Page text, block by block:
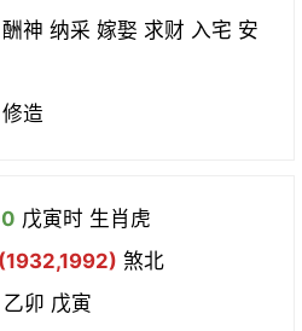
架马 扫舍
修坟
神 纳采 嫁娶 求财 入宅 安
造
戊寅时 生肖虎
煞北
卯 戊寅